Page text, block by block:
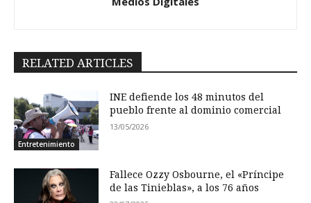
RELATED ARTICLES
Entretenimiento
INE defiende los 48 minutos del
pueblo frente al dominio comercial
13/05/2026
Fallece Ozzy Osbourne, el «Príncipe
de las Tinieblas», a los 76 años